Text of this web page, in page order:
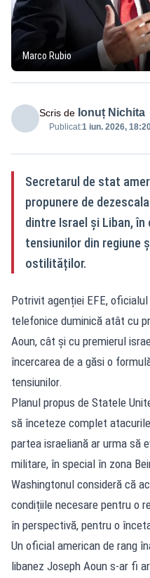
Marco Rubio
Scris de Ionuț Nichita
Publicat:1 iun. 2026,
Secretarul de stat
propunere de
dintre Israel și Liban,
tensiunilor din regiune
ostilităților.
Potrivit agenției EFE,
telefonice duminică atât cu
Aoun, cât și cu premierul
încercarea de a găsi o
tensiunilor.
Planul propus de Statele
să înceteze complet
partea israeliană ar urma să
militare, în special în zona
Washingtonul consideră că
condițiile necesare pentru o
în perspectivă, pentru o
Un oficial american de rang
libanez Joseph Aoun s-ar fi